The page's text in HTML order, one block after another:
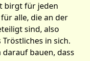
birgt für jeden
alle, die an der
sind, also
in sich.
bauen, dass